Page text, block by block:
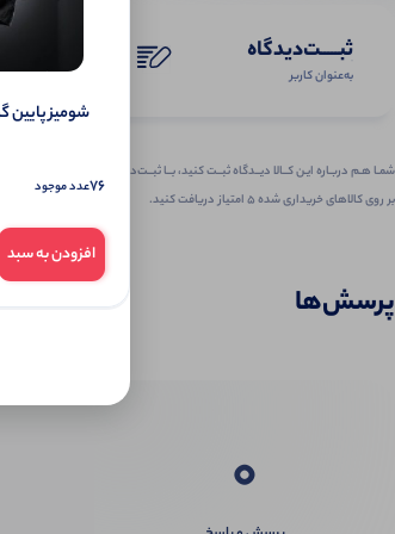
ثبـــــت‌دیدگاه
به‌عنوان کاربر
شمـا هـم دربـاره ایـن کــالا دیــدگاه ثبــت کنید، بــا ثبــت‌دیـدگاه
بر روی کالاهای خریداری شده ۵ امتیاز دریافت کنید.
پرسش‌ها
0
76عدد موجود
افزودن به سبد